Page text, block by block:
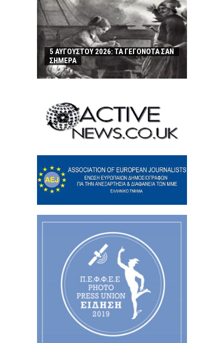
5 ΑΥΓΟΥΣΤΟΥ 2026: ΤΑ ΓΕΓΟΝΟΤΑ ΣΑΝ
ΣΗΜΕΡΑ